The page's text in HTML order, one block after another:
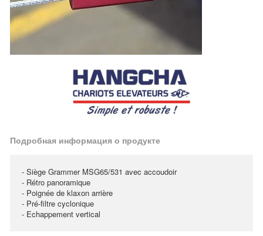
Подробная информация о продукте
- Siège Grammer MSG65/531 avec accoudoir
- Rétro panoramique
- Poignée de klaxon arrière
- Pré-filtre cyclonique
- Echappement vertical